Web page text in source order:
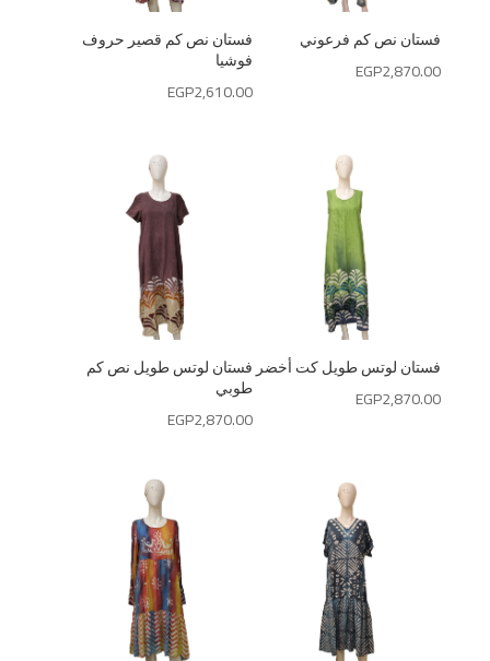
فستان نص كم قصير حروف
فوشيا
EGP2,610.00
فستان نص كم فرعوني
EGP2,870.00
فستان لوتس طويل نص كم
طوبي
EGP2,870.00
فستان لوتس طويل كت أخضر
EGP2,870.00